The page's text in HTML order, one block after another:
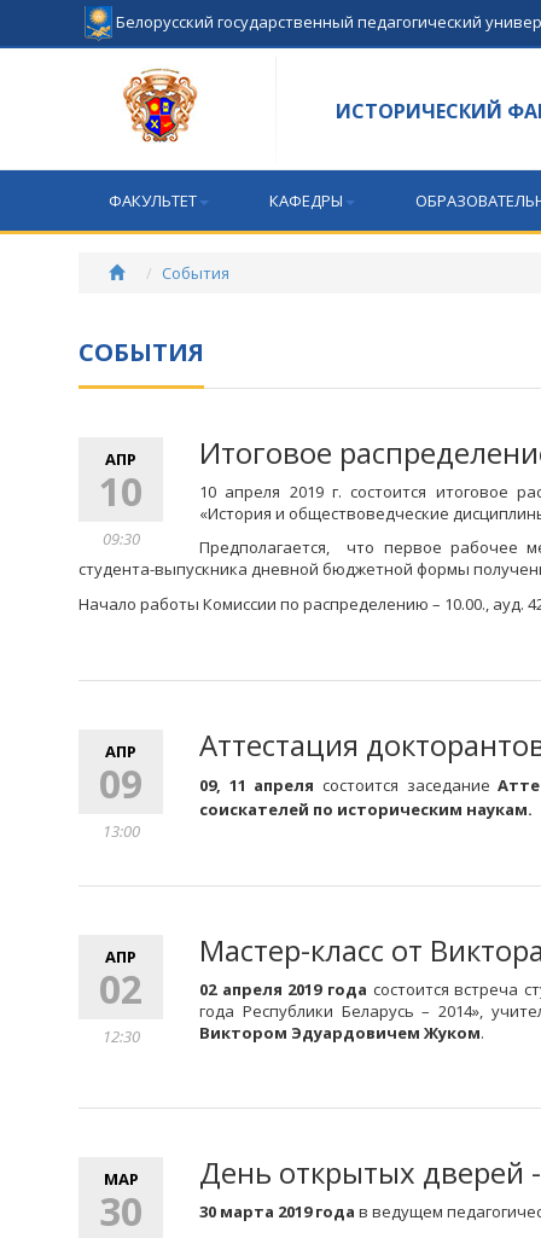
Белорусский государственный педагогический
ИСТОРИЧЕСКИЙ
ФАКУЛЬТЕТ КАФЕДРЫ
События
СОБЫТИЯ
АПР
10
09:30
Итоговое
10 апреля 2019 г. состоится итоговое
«История и обществоведческие
Предполагается, что первое рабочее
студента-выпускника дневной бюджетной формы
Начало работы Комиссии по распределению – 10.00., ауд.
АПР
09
13:00
Аттестация
09, 11 апреля состоится заседание
соискателей по историческим наукам.
АПР
02
12:30
Мастер-класс от
02 апреля 2019 года состоится встреча
года Республики Беларусь – 2014»,
Виктором Эдуардовичем Жуком.
МАР
30
День открытых дверей
30 марта 2019 года в ведущем